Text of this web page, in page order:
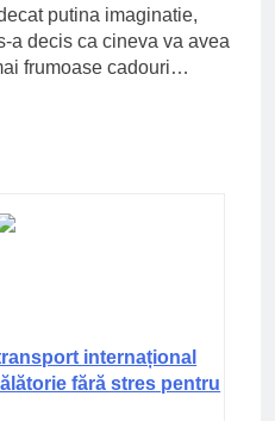
putina imaginatie,
a decis ca cineva va avea
frumoase cadouri…
internațional
fără stres pentru